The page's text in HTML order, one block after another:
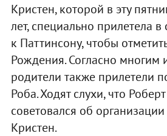
Кристен, которой в эту
лет, специально прилетела в
к Паттинсону, чтобы
Рождения. Согласно многим
родители также прилетели
Роба. Ходят слухи, что
советовался об
Кристен.